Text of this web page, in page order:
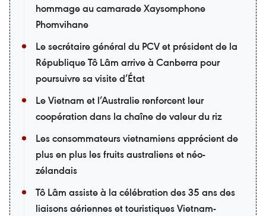
hommage au camarade Xaysomphone
Phomvihane
Le secrétaire général du PCV et président de la
République Tô Lâm arrive à Canberra pour
poursuivre sa visite d’État
Le Vietnam et l’Australie renforcent leur
coopération dans la chaîne de valeur du riz
Les consommateurs vietnamiens apprécient de
plus en plus les fruits australiens et néo-
zélandais
Tô Lâm assiste à la célébration des 35 ans des
liaisons aériennes et touristiques Vietnam-